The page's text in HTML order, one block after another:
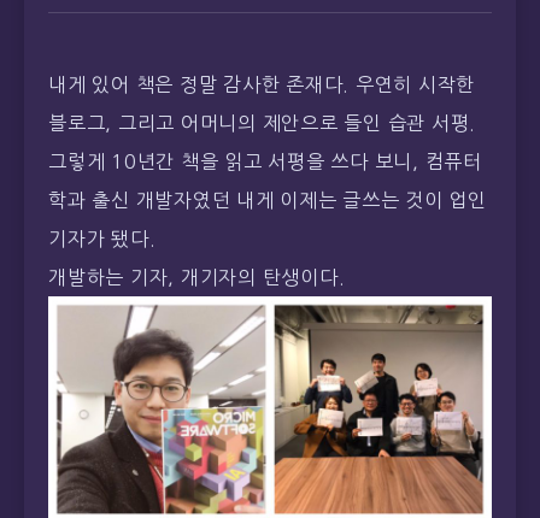
블로그, 그리고 어머니의 제안으로 들인 습관 서평.
학과 출신 개발자였던 내게 이제는 글쓰는 것이 업인
기자가 됐다.
개발하는 기자, 개기자의 탄생이다.